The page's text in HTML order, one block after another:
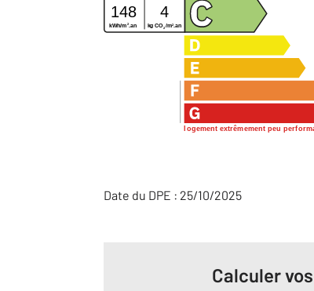
logement extrêmement peu
148 4
kWh/m 2 .an kg CO2/m2 .an
Date du DPE : 25/10/2025
Calculer